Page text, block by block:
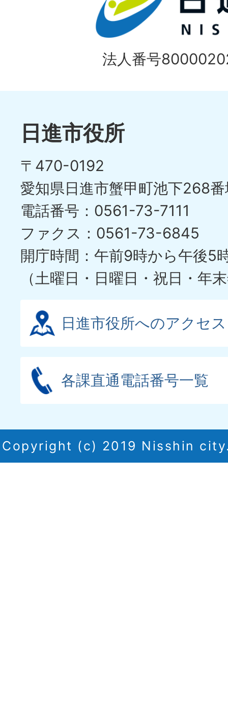
法人番号
日進市役所
〒470-0192
愛知県日進市蟹甲町池下268
電話番号：0561-73-7111
ファクス：0561-73-6845
開庁時間：午前9時から午後5
（土曜日・日曜日・祝日・年
日進市役所へのアクセス
各課直通電話番号一覧
Copyright (c) 2019 Nisshin